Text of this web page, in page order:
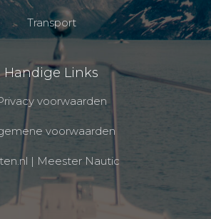
Transport
Handige Links
voorwaarden
voorwaarden
| Meester Nautic